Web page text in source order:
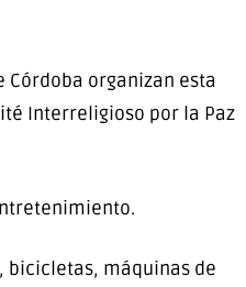
organizan esta
Interreligioso por la Paz
bicicletas, máquinas de